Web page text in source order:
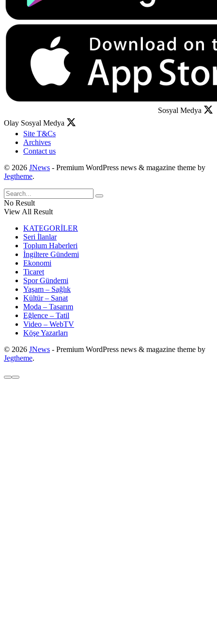
Sosyal Medya
Olay Sosyal Medya
Site T&Cs
Archives
Contact us
© 2026 JNews - Premium WordPress news & magazine theme by
Jegtheme.
No Result
View All Result
KATEGORİLER
Seri İlanlar
Toplum Haberleri
İngiltere Gündemi
Ekonomi
Ticaret
Spor Gündemi
Yaşam – Sağlık
Kültür – Sanat
Moda – Tasarım
Eğlence – Tatil
Video – WebTV
Köşe Yazarları
© 2026 JNews - Premium WordPress news & magazine theme by
Jegtheme.